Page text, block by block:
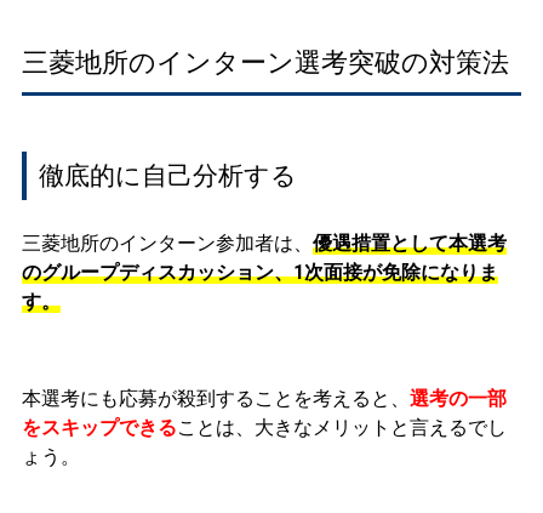
三菱地所のインターン選考突破の対策法
徹底的に自己分析する
三菱地所のインターン参加者は、 優遇措置として本選考
のグループディスカッション、1次面接が免除になりま
す。
本選考にも応募が殺到することを考えると、 選考の一部
をスキップできることは、大きなメリットと言えるでし
ょう。